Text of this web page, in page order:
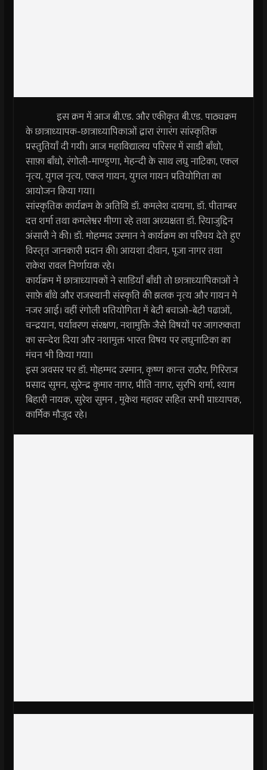
इस क्रम में आज बी.एड. और एकीकृत बी.एड. पाठ्यक्रम
के छात्राध्यापक-छात्राध्यापिकाओं द्वारा रंगारंग सांस्कृतिक
प्रस्तुतियाँ दी गयी। आज महाविद्यालय परिसर में साडी बाँधो,
साफ़ा बाँधो, रंगोली-माण्ड्णा, मेहन्दी के साथ लघु नाटिका, एकल
नृत्य, युगल नृत्य, एकल गायन, युगल गायन प्रतियोगिता का
आयोजन किया गया।
सांस्कृतिक कार्यक्रम के अतिथि डॉ. कमलेश दायमा, डॉ. पीताम्बर
दत्त शर्मा तथा कमलेश्वर मीणा रहे तथा अध्यक्षता डॉ. रियाजुद्दिन
अंसारी ने की। डॉ. मोहम्मद उस्मान ने कार्यक्रम का परिचय देते हुए
विस्तृत जानकारी प्रदान की। आयशा दीवान, पूजा नागर तथा
राकेश रावल निर्णायक रहे।
कार्यक्रम में छात्राध्यापकों ने साडियाँ बाँधी तो छात्राध्यापिकाओं ने
साफ़े बाँधे और राजस्थानी संस्कृति की झलक नृत्य और गायन मे
नजर आई। वहीं रंगोली प्रतियोगिता में बेटी बचाओ-बेटी पढाओं,
चन्द्रयान, पर्यावरण संरक्षण, नशामुक्ति जैसे विषयों पर जागरुकता
का सन्देश दिया और नशामुक्त भारत विषय पर लघुनाटिका का
मंचन भी किया गया।
इस अवसर पर डॉ. मोहम्मद उस्मान, कृष्ण कान्त राठौर, गिरिराज
प्रसाद सुमन, सुरेन्द्र कुमार नागर, प्रीति नागर, सुरभि शर्मा, श्याम
बिहारी नायक, सुरेश सुमन , मुकेश महावर सहित सभी प्राध्यापक,
कार्मिक मौजुद रहे।